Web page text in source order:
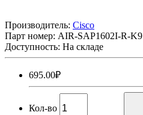
Производитель: Cisco
Парт номер: AIR-SAP1602I-R-K9
Доступность: На складе
695.00₽
Кол-во